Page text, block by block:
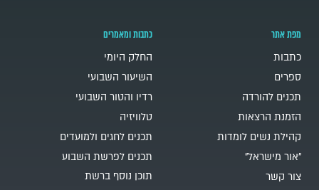
מפת אתר
כתבות
ספרים
תכנים להורדה
הזמנת הרצאות
קהילת נשים לומדות
"אור מישראל"
צור קשר
כתבות ומאמרים
החלק היומי
השיעור השבועי
רדיו והטור השבועי
טלוויזיה
תכנים לחגים ולמועדים
תכנים לפרשת השבוע
תוכן נוסף ברשת